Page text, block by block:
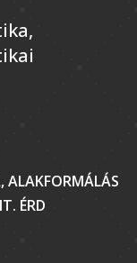
ALAKFORMÁLÁS
ÉRD